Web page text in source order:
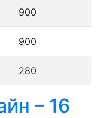
900
900
280
– 16